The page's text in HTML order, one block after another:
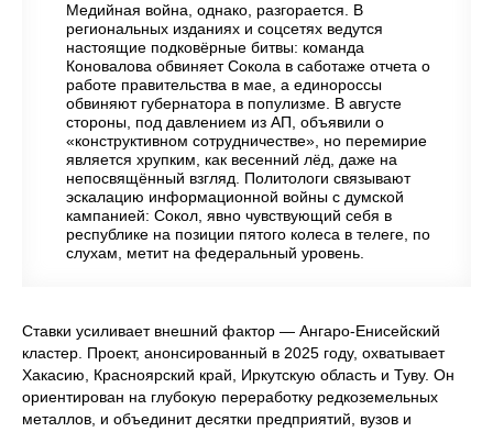
Медийная война, однако, разгорается. В
региональных изданиях и соцсетях ведутся
настоящие подковёрные битвы: команда
Коновалова обвиняет Сокола в саботаже отчета о
работе правительства в мае, а единороссы
обвиняют губернатора в популизме. В августе
стороны, под давлением из АП, объявили о
«конструктивном сотрудничестве», но перемирие
является хрупким, как весенний лёд, даже на
непосвящённый взгляд. Политологи связывают
эскалацию информационной войны с думской
кампанией: Сокол, явно чувствующий себя в
республике на позиции пятого колеса в телеге, по
слухам, метит на федеральный уровень.
Ставки усиливает внешний фактор — Ангаро-Енисейский
кластер. Проект, анонсированный в 2025 году, охватывает
Хакасию, Красноярский край, Иркутскую область и Туву. Он
ориентирован на глубокую переработку редкоземельных
металлов, и объединит десятки предприятий, вузов и